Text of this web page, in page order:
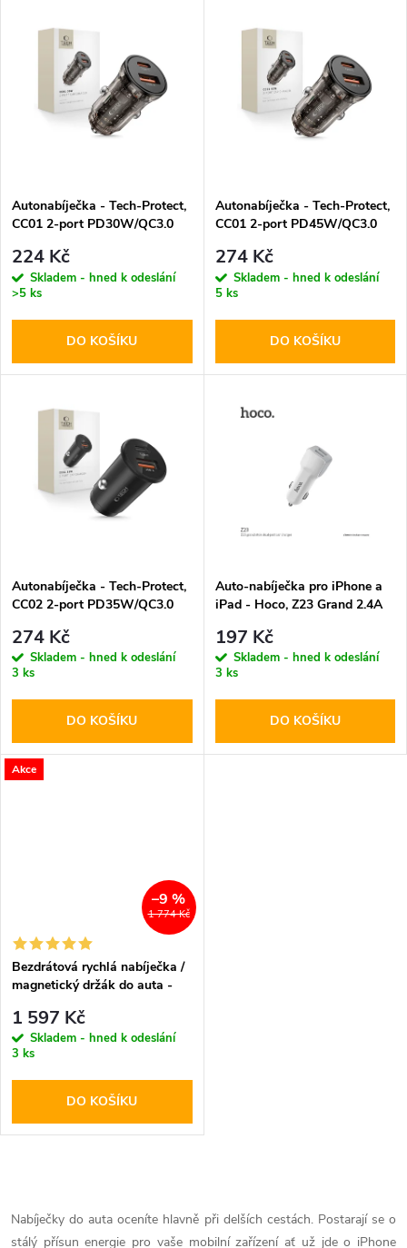
p
r
o
d
Abecedně
s
p
r
o
d
Autonabíječka - Tech-Protect,
CC01 2-port PD30W/QC3.0
224 Kč
Skladem - hned k odeslání
>5 ks
DO KOŠÍKU
Autonabíječka - Tech-Protect,
CC01 2-port PD45W/QC3.0
274 Kč
Skladem - hned k odeslání
5 ks
DO KOŠÍKU
Autonabíječka - Tech-Protect,
CC02 2-port PD35W/QC3.0
274 Kč
Skladem - hned k odeslání
3 ks
DO KOŠÍKU
Auto-nabíječka pro iPhone a
iPad - Hoco, Z23 Grand 2.4A
197 Kč
Skladem - hned k odeslání
3 ks
DO KOŠÍKU
Akce
1 774 Kč
–9 %
Bezdrátová rychlá nabíječka /
magnetický držák do auta -
1 597 Kč
Skladem - hned k odeslání
3 ks
DO KOŠÍKU
v
Nabíječky do auta oceníte hlavně při delších cestách. Postarají se o
stálý přísun energie pro vaše mobilní zařízení ať už jde o iPhone